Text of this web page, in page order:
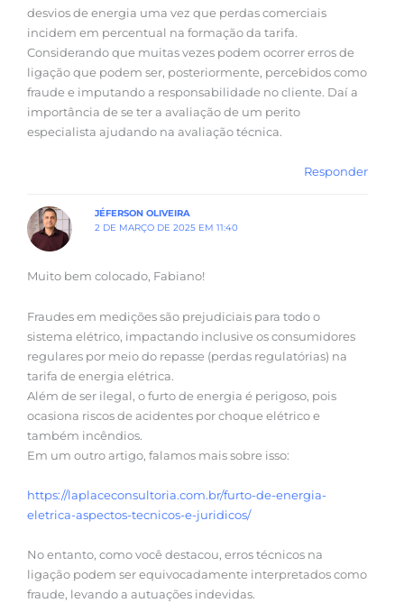
desvios de energia uma vez que perdas comerciais
incidem em percentual na formação da tarifa.
Considerando que muitas vezes podem ocorrer erros de
ligação que podem ser, posteriormente, percebidos como
fraude e imputando a responsabilidade no cliente. Daí a
importância de se ter a avaliação de um perito
especialista ajudando na avaliação técnica.
Responder
JÉFERSON OLIVEIRA
2 DE MARÇO DE 2025 EM 11:40
Muito bem colocado, Fabiano!
Fraudes em medições são prejudiciais para todo o
sistema elétrico, impactando inclusive os consumidores
regulares por meio do repasse (perdas regulatórias) na
tarifa de energia elétrica.
Além de ser ilegal, o furto de energia é perigoso, pois
ocasiona riscos de acidentes por choque elétrico e
também incêndios.
Em um outro artigo, falamos mais sobre isso:
https://laplaceconsultoria.com.br/furto-de-energia-
eletrica-aspectos-tecnicos-e-juridicos/
No entanto, como você destacou, erros técnicos na
ligação podem ser equivocadamente interpretados como
fraude, levando a autuações indevidas.